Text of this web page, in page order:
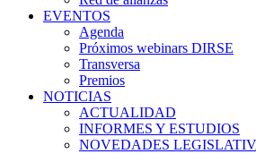
EVENTOS
Agenda
Próximos webinars DIRSE
Transversa
Premios
NOTICIAS
ACTUALIDAD
INFORMES Y ESTUDIOS
NOVEDADES